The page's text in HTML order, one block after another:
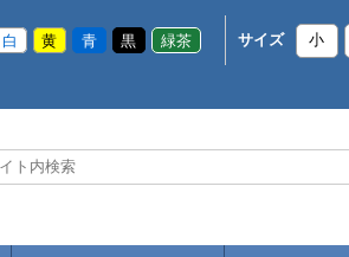
白 黄 青 黒 緑茶 サイズ 小